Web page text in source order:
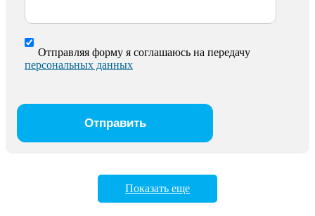
Отправляя форму я соглашаюсь на передачу
персональных данных
Показать еще